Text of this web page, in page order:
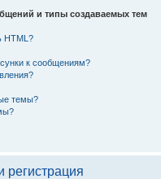
и типы создаваемых тем
HTML?
к сообщениям?
темы?
регистрация